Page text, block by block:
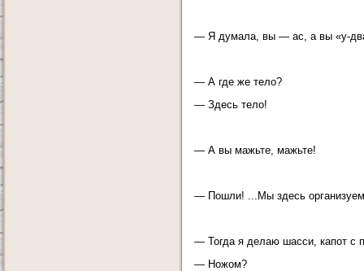
— Я думала, вы — ас, а вы «у-
— А где же тело?
— Здесь тело!
— А вы мажьте, мажьте!
— Пошли! ...Мы здесь
— Тогда я делаю шасси, капот с
— Ножом?